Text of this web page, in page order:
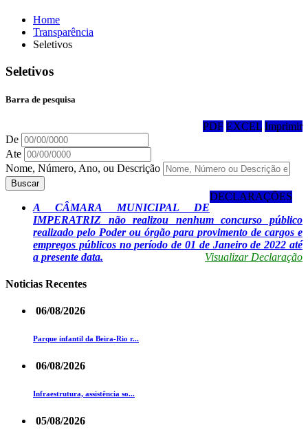
Home
Transparência
Seletivos
Seletivos
Barra de pesquisa
PDF EXCEL Imprimir
De
Ate
Nome, Número, Ano, ou Descrição
Buscar
DECLARAÇÕES
A CÂMARA MUNICIPAL DE
IMPERATRIZ não realizou nenhum concurso público
realizado pelo Poder ou órgão para provimento de cargos e
empregos públicos no período de 01 de Janeiro de 2022 até
a presente data.
Visualizar Declaração
Noticias Recentes
06/08/2026
Parque infantil da Beira-Rio r...
06/08/2026
Infraestrutura, assistência so...
05/08/2026